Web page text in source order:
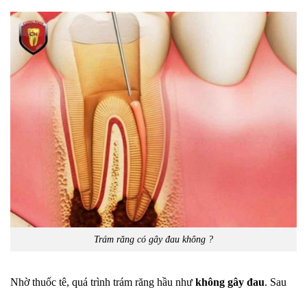
Trám răng có gây đau không ?
Nhờ thuốc tê, quá trình trám răng hầu như không gây đau. Sau